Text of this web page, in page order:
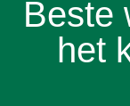
Beste
het